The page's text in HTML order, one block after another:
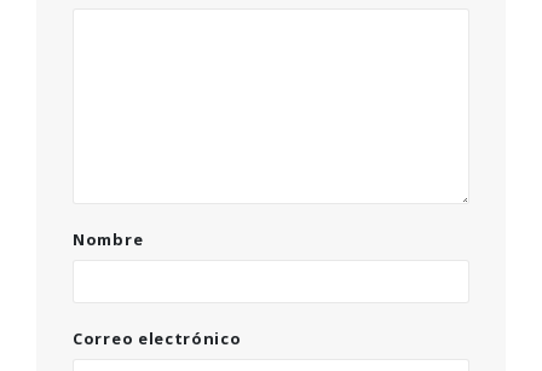
Nombre
Correo electrónico